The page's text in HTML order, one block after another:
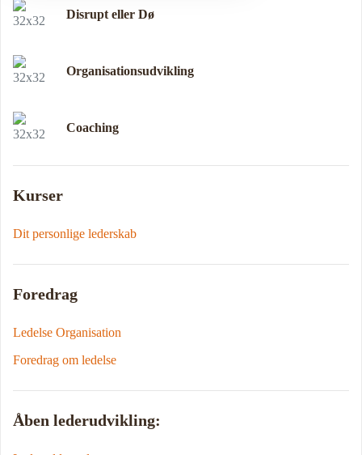
Disrupt eller Dø
Organisationsudvikling
Coaching
Kurser
Dit personlige lederskab
Foredrag
Ledelse Organisation
Foredrag om ledelse
Åben lederudvikling: